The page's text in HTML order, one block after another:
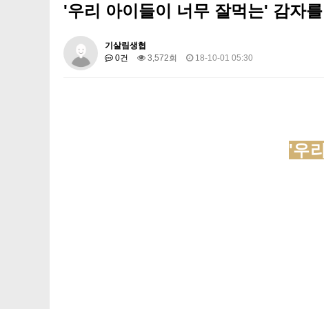
'우리 아이들이 너무 잘먹는' 감자
기살림생협
0건
3,572회 18-10-01 05:30
'우